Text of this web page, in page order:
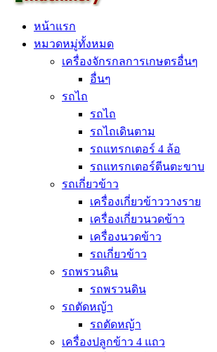
หน้าแรก
หมวดหมู่ทั้งหมด
เครื่องจักรกลการเกษตรอื่นๆ
อื่นๆ
รถไถ
รถไถ
รถไถเดินตาม
รถแทรกเตอร์ 4 ล้อ
รถแทรกเตอร์ตีนตะขาบ
รถเกี่ยวข้าว
เครื่องเกี่ยวข้าววางราย
เครื่องเกี่ยวนวดข้าว
เครื่องนวดข้าว
รถเกี่ยวข้าว
รถพรวนดิน
รถพรวนดิน
รถตัดหญ้า
รถตัดหญ้า
เครื่องปลูกข้าว 4 แถว